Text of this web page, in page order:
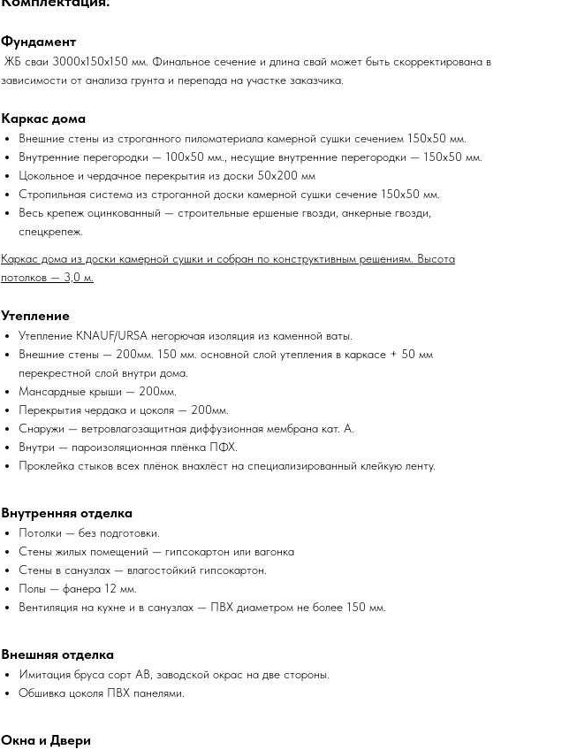
Фундамент
ЖБ сваи 3000х150х150 мм. Финальное сечение и длина свай может быть скорректирована в
зависимости от анализа грунта и перепада на участке заказчика.
Каркас дома
Внешние стены из строганного пиломатериала камерной сушки сечением 150х50 мм.
Внутренние перегородки — 100х50 мм., несущие внутренние перегородки — 150х50 мм.
Цокольное и чердачное перекрытия из доски 50х200 мм
Стропильная система из строганной доски камерной сушки сечение 150х50 мм.
Весь крепеж оцинкованный — строительные ершеные гвозди, анкерные гвозди,
спецкрепеж.
Каркас дома из доски камерной сушки и собран по конструктивным решениям. Высота
потолков — 3,0 м.
Утепление
Утепление KNAUF/URSA негорючая изоляция из каменной ваты.
Внешние стены — 200мм. 150 мм. основной слой утепления в каркасе + 50 мм
перекрестной слой внутри дома.
Мансардные крыши — 200мм.
Перекрытия чердака и цоколя — 200мм.
Снаружи — ветровлагозащитная диффузионная мембрана кат. А.
Внутри — пароизоляционная плёнка ПФХ.
Проклейка стыков всех плёнок внахлёст на специализированный клейкую ленту.
Внутренняя отделка
Потолки — без подготовки.
Стены жилых помещений — гипсокартон или вагонка
Стены в санузлах — влагостойкий гипсокартон.
Полы — фанера 12 мм.
Вентиляция на кухне и в санузлах — ПВХ диаметром не более 150 мм.
Внешняя отделка
Имитация бруса сорт AB, заводской окрас на две стороны.
Обшивка цоколя ПВХ панелями.
Окна и Двери